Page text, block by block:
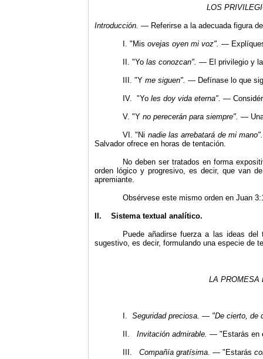
LOS
Introducción. — Referirse a la adecuada figura
I. "Mis ovejas oyen mi voz". —
II. "Yo las conozcan". — El privilegio y la
III. "Y me siguen". — Defínase lo que
IV. "Yo les doy vida eterna". —
V. "Y no perecerán para siempre". — Una
VI." Ni nadie las arrebatará de mi mano"
Salvador ofrece en horas de tentación.
No deben ser tratados en forma
orden lógico y progresivo, es decir, que van
apremiante.
Obsérvese este mismo orden en Juan
II. Sistema textual analítico.
Puede añadirse fuerza a las ideas
sugestivo, es decir, formulando una especie de
LA PROMESA
I. Seguridad preciosa. — "De cierto, de
II. Invitación admirable. — "Estarás en
III. Compañía gratísima. — " Estarás